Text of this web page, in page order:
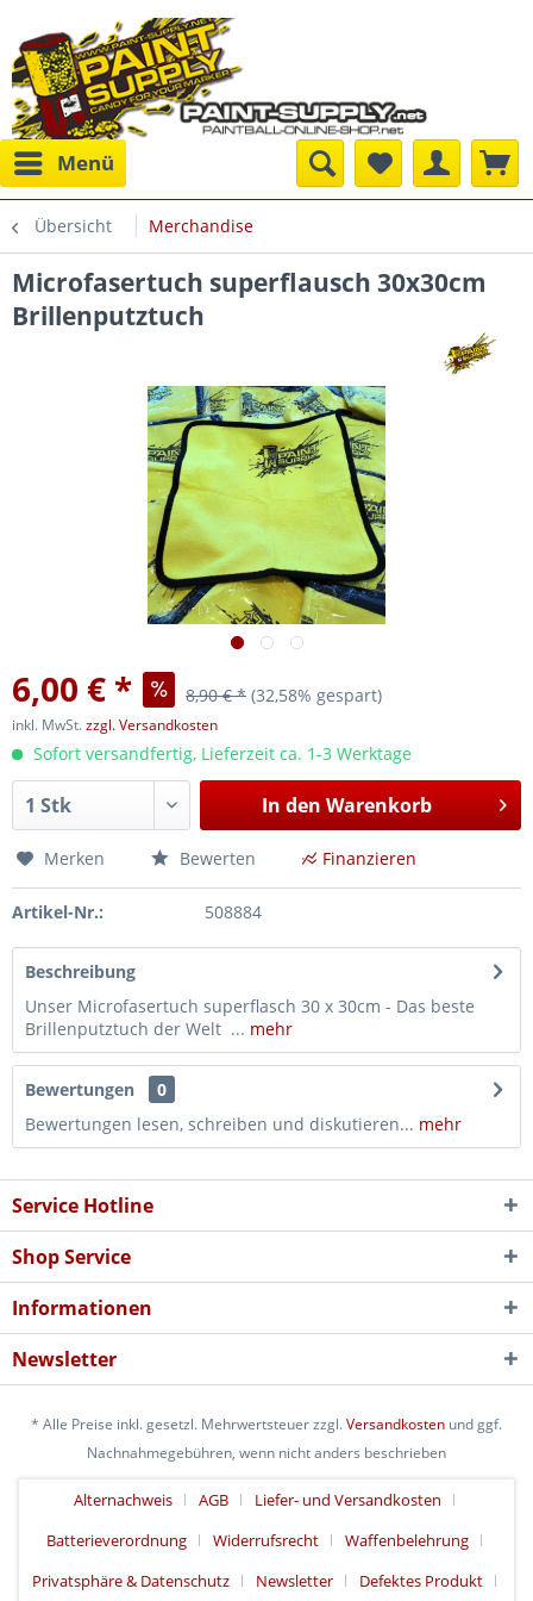
Menü
Übersicht Merchandise
Microfasertuch superflausch 30x30cm
Brillenputztuch
6,00 € * 8,90 € * (32,58% gespart)
inkl. MwSt.zzgl. Versandkosten
Sofort versandfertig, Lieferzeit ca. 1-3 Werktage
In den Warenkorb
Merken Bewerten Finanzieren
Artikel-Nr.: 508884
Beschreibung
Unser Microfasertuch superflasch 30 x 30cm - Das beste
Brillenputztuch der Welt ... mehr
Bewertungen
0
Bewertungen lesen, schreiben und diskutieren... mehr
Service Hotline
Shop Service
Informationen
Newsletter
* Alle Preise inkl. gesetzl. Mehrwertsteuer zzgl.Versandkosten und ggf.
Nachnahmegebühren, wenn nicht anders beschrieben
Alternachweis AGB
Liefer- und Versandkosten
Batterieverordnung
Widerrufsrecht
Waffenbelehrung
Privatsphäre & Datenschutz
Newsletter Defektes Produkt